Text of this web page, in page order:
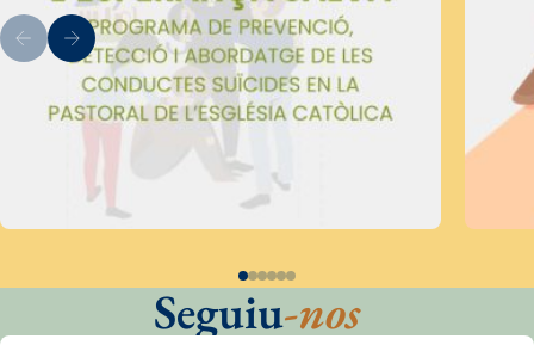
Seguiu-nos